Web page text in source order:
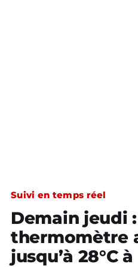
Suivi en temps réel
Demain jeudi
thermomètre
jusqu’à 28°C